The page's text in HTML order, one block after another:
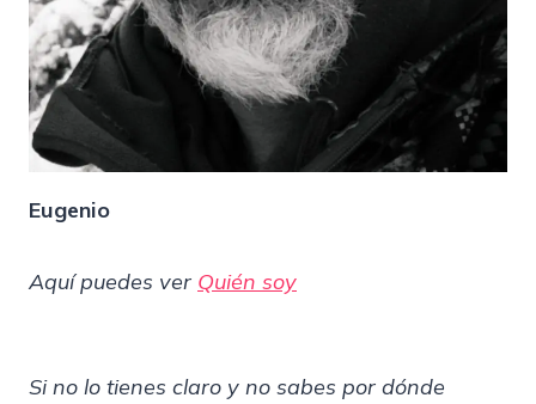
Eugenio
Aquí puedes ver Quién soy
Si no lo tienes claro y no sabes por dónde